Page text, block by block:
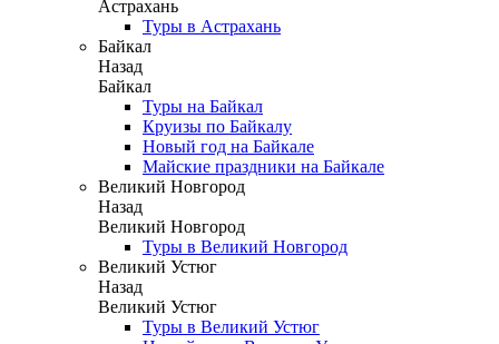
Астрахань
Туры в Астрахань
Байкал
Назад
Байкал
Туры на Байкал
Круизы по Байкалу
Новый год на Байкале
Майские праздники на Байкале
Великий Новгород
Назад
Великий Новгород
Туры в Великий Новгород
Великий Устюг
Назад
Великий Устюг
Туры в Великий Устюг